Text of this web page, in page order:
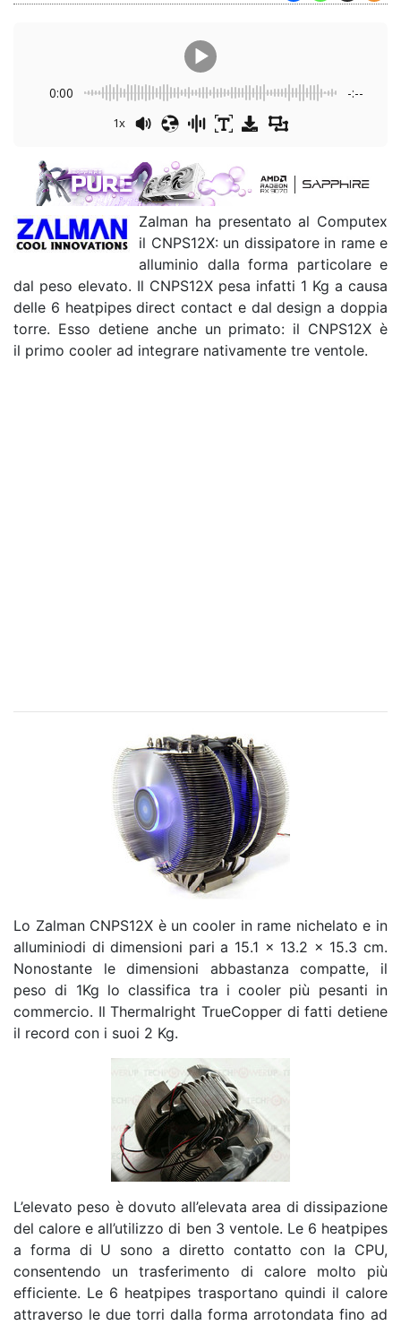
0:00 -:--
1x
Zalman ha presentato al Computex
il CNPS12X: un dissipatore in rame e
alluminio dalla forma particolare e
dal peso elevato. Il CNPS12X pesa infatti 1 Kg a causa
delle 6 heatpipes direct contact e dal design a doppia
torre. Esso detiene anche un primato: il CNPS12X è
il primo cooler ad integrare nativamente tre ventole.
Lo Zalman CNPS12X è un cooler in rame nichelato e in
alluminiodi di dimensioni pari a 15.1 x 13.2 x 15.3 cm.
Nonostante le dimensioni abbastanza compatte, il
peso di 1Kg lo classifica tra i cooler più pesanti in
commercio. Il Thermalright TrueCopper di fatti detiene
il record con i suoi 2 Kg.
L’elevato peso è dovuto all’elevata area di dissipazione
del calore e all’utilizzo di ben 3 ventole. Le 6 heatpipes
a forma di U sono a diretto contatto con la CPU,
consentendo un trasferimento di calore molto più
efficiente. Le 6 heatpipes trasportano quindi il calore
attraverso le due torri dalla forma arrotondata fino ad